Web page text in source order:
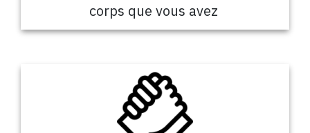
corps que vous avez